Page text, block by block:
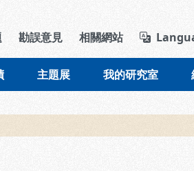
導覽列區塊
勘誤意見 相關網站
主題展 我的研究室